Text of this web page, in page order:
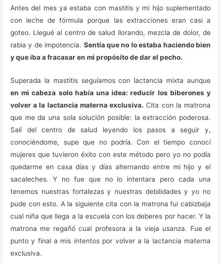
Antes del mes ya estaba con mastitis y mi hijo suplementado
con leche de fórmula porque las extracciones eran casi a
goteo. Llegué al centro de salud llorando, mezcla de dolor, de
rabia y de impotencia. Sentía que no lo estaba haciendo bien
y que iba a fracasar en mi propósito de dar el pecho.
Superada la mastitis seguíamos con lactancia mixta aunque
en mi cabeza solo había una idea: reducir los biberones y
volver a la lactancia materna exclusiva. Cita con la matrona
que me da una sola solución posible: la extracción poderosa.
Salí del centro de salud leyendo los pasos a seguir y,
conociéndome, supe que no podría. Con el tiempo conocí
mujeres que tuvieron éxito con este método pero yo no podía
quedarme en casa días y días alternando entre mi hijo y el
sacaleches. Y no fue que no lo intentara pero cada una
tenemos nuestras fortalezas y nuestras debilidades y yo no
pude con esto. A la siguiente cita con la matrona fui cabizbaja
cual niña que llega a la escuela con los deberes por hacer. Y la
matrona me regañó cual profesora a la vieja usanza. Fue el
punto y final a mis intentos por volver a la lactancia materna
exclusiva.